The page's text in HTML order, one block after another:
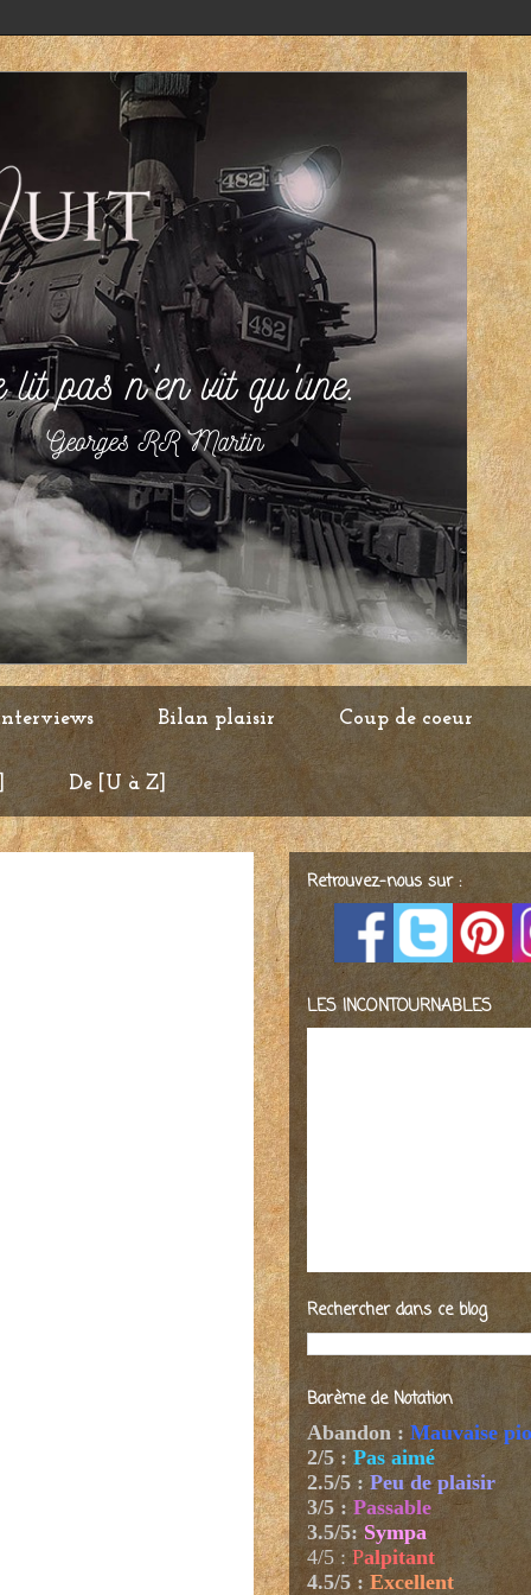
Bilan plaisir Coup de coeur
De [U à Z]
Retrouvez-nous sur :
LES INCONTOURNABLES
Rechercher dans ce blog
Barème de Notation
Abandon : Mauvaise
2/5 : Pas aimé
2.5/5 : Peu de plaisir
3/5 : Passable
3.5/5: Sympa
4/5 : Palpitant
4.5/5 : Excellent